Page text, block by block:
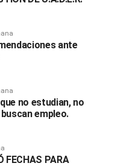
ante
no estudian, no
empleo.
FECHAS PARA